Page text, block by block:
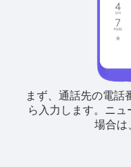
まず、通話先の電話
ら入力します。 ニュ
場合は、